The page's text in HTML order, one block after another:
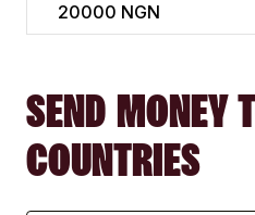
20000 NGN
SEND MONEY
COUNTRIES